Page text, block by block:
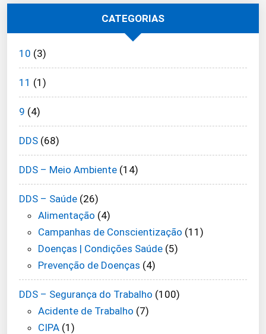
CATEGORIAS
10 (3)
11 (1)
9 (4)
DDS (68)
DDS – Meio Ambiente (14)
DDS – Saúde (26)
Alimentação (4)
Campanhas de Conscientização (11)
Doenças | Condições Saúde (5)
Prevenção de Doenças (4)
DDS – Segurança do Trabalho (100)
Acidente de Trabalho (7)
CIPA (1)